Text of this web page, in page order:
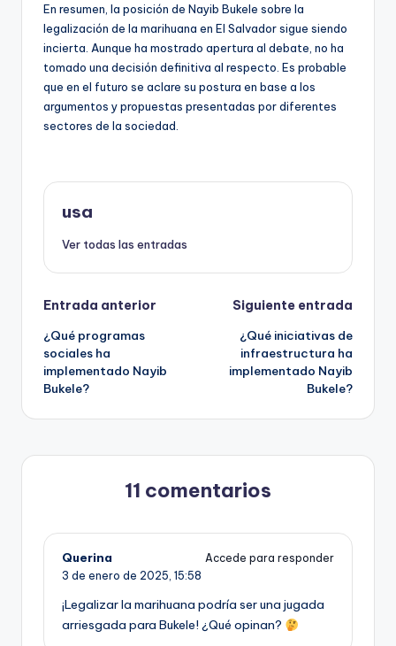
En resumen, la posición de Nayib Bukele sobre la
legalización de la marihuana en El Salvador sigue siendo
incierta. Aunque ha mostrado apertura al debate, no ha
tomado una decisión definitiva al respecto. Es probable
que en el futuro se aclare su postura en base a los
argumentos y propuestas presentadas por diferentes
sectores de la sociedad.
usa
Ver todas las entradas
Navegación
de
entradas
Entrada anterior
¿Qué programas
sociales ha
implementado Nayib
Bukele?
Siguiente entrada
¿Qué iniciativas de
infraestructura ha
implementado Nayib
Bukele?
11 comentarios
Querina
Accede para responder
3 de enero de 2025, 15:58
¡Legalizar la marihuana podría ser una jugada
arriesgada para Bukele! ¿Qué opinan?